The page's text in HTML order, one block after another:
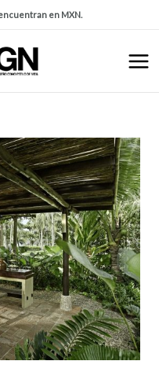
en MXN.